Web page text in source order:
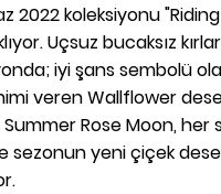
2022 koleksiyonu
Uçsuz bucaksız
iyi şans sembolü
veren Wallflower
Rose Moon, her
sezonun yeni çiçek